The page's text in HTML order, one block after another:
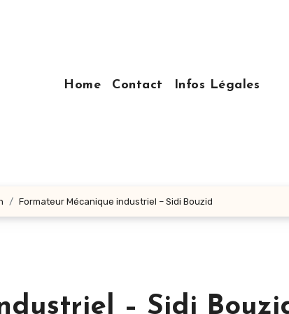
Home
Contact Infos Légales
Formateur Mécanique industriel – Sidi Bouzid
– Sidi